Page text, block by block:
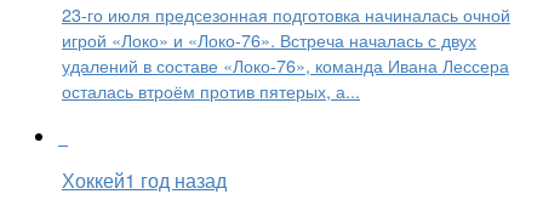
23-го июля предсезонная подготовка начиналась очной
игрой «Локо» и «Локо-76». Встреча началась с двух
удалений в составе «Локо-76», команда Ивана Лессера
осталась втроём против пятерых, а...
Хоккей1 год назад